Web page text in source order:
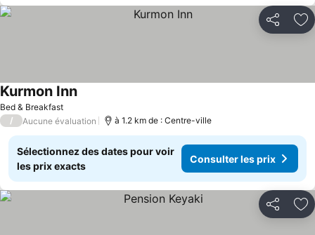
Partager
Bed & Breakfast
Kurmon Inn
/ Aucune évaluation à 1.2 km de : Centre-ville
Sélectionnez des dates pour voir
les prix exacts
Consulter les prix
Partager